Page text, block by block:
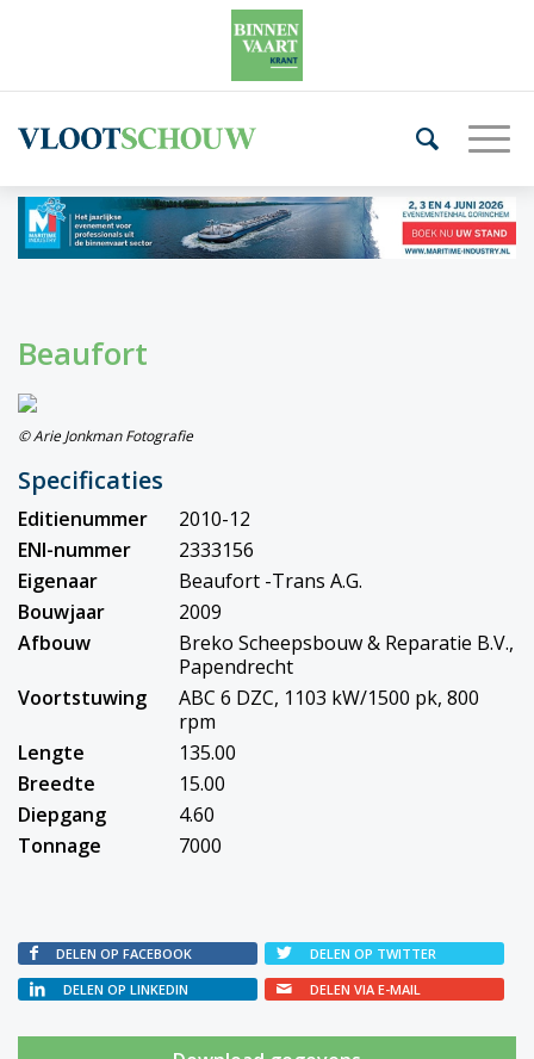
Beaufort
© Arie Jonkman Fotografie
Specificaties
Editienummer
2010-12
ENI-nummer
2333156
Eigenaar
Beaufort -Trans A.G.
Bouwjaar
2009
Afbouw
Breko Scheepsbouw & Reparatie B.V.,
Papendrecht
Voortstuwing
ABC 6 DZC, 1103 kW/1500 pk, 800
rpm
Lengte
135.00
Breedte
15.00
Diepgang
4.60
Tonnage
7000
DELEN OP FACEBOOK
DELEN OP TWITTER
DELEN OP LINKEDIN
DELEN VIA E-MAIL